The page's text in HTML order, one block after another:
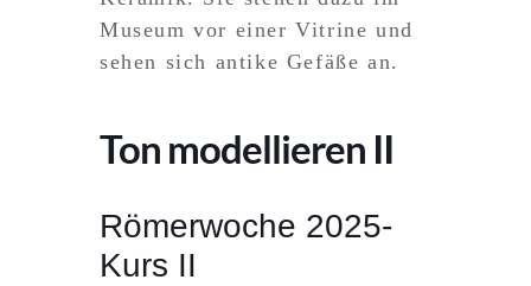
Ton modellieren II
Römerwoche 2025-
Kurs II